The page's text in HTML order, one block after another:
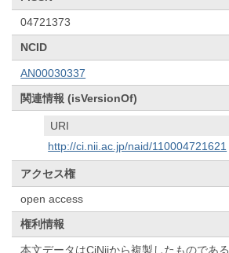
04721373
NCID
AN00030337
関連情報 (isVersionOf)
URI
http://ci.nii.ac.jp/naid/110004721621
アクセス権
open access
権利情報
本文データはCiNiiから複製したものである